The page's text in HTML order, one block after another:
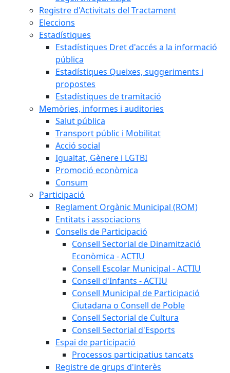
Registre d'Activitats del Tractament
Eleccions
Estadístiques
Estadístiques Dret d'accés a la informació
pública
Estadístiques Queixes, suggeriments i
propostes
Estadístiques de tramitació
Memòries, informes i auditories
Salut pública
Transport públic i Mobilitat
Acció social
Igualtat, Gènere i LGTBI
Promoció econòmica
Consum
Participació
Reglament Orgànic Municipal (ROM)
Entitats i associacions
Consells de Participació
Consell Sectorial de Dinamització
Econòmica - ACTIU
Consell Escolar Municipal - ACTIU
Consell d'Infants - ACTIU
Consell Municipal de Participació
Ciutadana o Consell de Poble
Consell Sectorial de Cultura
Consell Sectorial d'Esports
Espai de participació
Processos participatius tancats
Registre de grups d'interès